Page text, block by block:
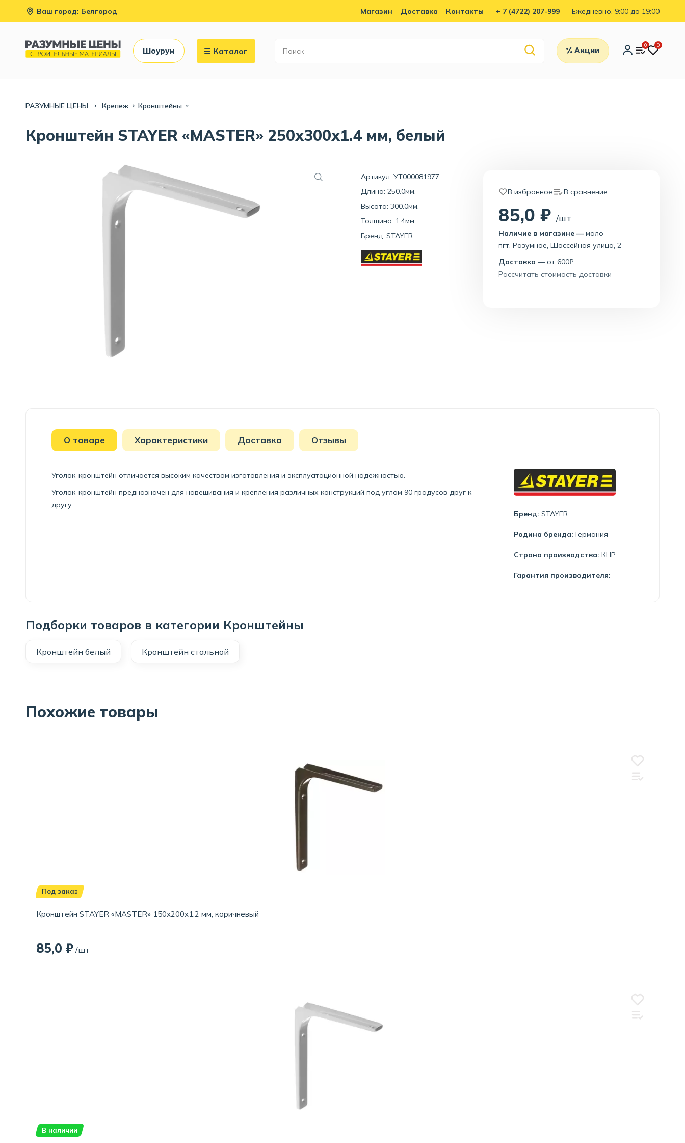
Ваш город: Белгород Магазин Доставка Контакты + 7 (4722) 207-999 Ежедневно, 9:00 до 19:00
Шоурум Каталог Акции
0 0
РАЗУМНЫЕ ЦЕНЫ Крепеж Кронштейны
Кронштейн STAYER «MASTER» 250x300x1.4 мм, белый
Артикул: УТ000081977
Длина: 250.0мм.
Высота: 300.0мм.
Толщина: 1.4мм.
Бренд: STAYER
В избранное В сравнение
85,0 ₽/шт
Наличие в магазине — мало
пгт. Разумное, Шоссейная улица, 2
Доставка — от 600₽
Рассчитать стоимость доставки
О товаре Характеристики Доставка Отзывы
Уголок-кронштейн отличается высоким качеством изготовления и эксплуатационной надежностью.
Уголок-кронштейн предназначен для навешивания и крепления различных конструкций под углом 90 градусов друг к
другу.
Бренд: STAYER
Родина бренда: Германия
Страна производства: КНР
Гарантия производителя:
Подборки товаров в категории Кронштейны
Кронштейн белый Кронштейн стальной
Похожие товары
Под заказ
Кронштейн STAYER «MASTER» 150x200x1.2 мм, коричневый
85,0 ₽ /шт
В наличии